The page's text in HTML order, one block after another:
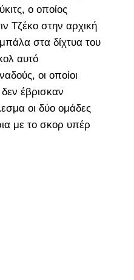
ο οποίος
Τζέκο στην αρχική
στα δίχτυα του
αυτό
οι οποίοι
έβρισκαν
οι δύο ομάδες
με το σκορ υπέρ